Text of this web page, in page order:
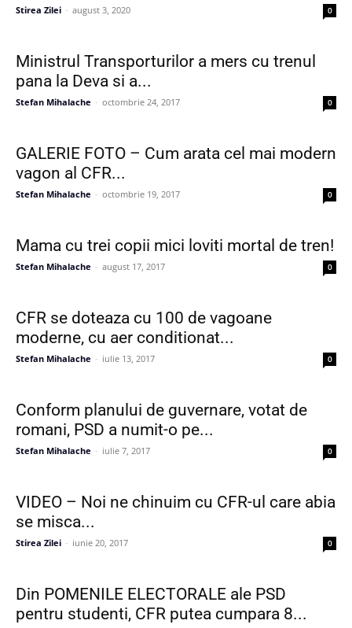
Stirea Zilei - august 3, 2020 0
Ministrul Transporturilor a mers cu trenul
pana la Deva si a...
Stefan Mihalache - octombrie 24, 2017 0
GALERIE FOTO – Cum arata cel mai modern
vagon al CFR...
Stefan Mihalache - octombrie 19, 2017 0
Mama cu trei copii mici loviti mortal de tren!
Stefan Mihalache - august 17, 2017 0
CFR se doteaza cu 100 de vagoane
moderne, cu aer conditionat...
Stefan Mihalache - iulie 13, 2017 0
Conform planului de guvernare, votat de
romani, PSD a numit-o pe...
Stefan Mihalache - iulie 7, 2017 0
VIDEO – Noi ne chinuim cu CFR-ul care abia
se misca...
Stirea Zilei - iunie 20, 2017 0
Din POMENILE ELECTORALE ale PSD
pentru studenti, CFR putea cumpara 8...